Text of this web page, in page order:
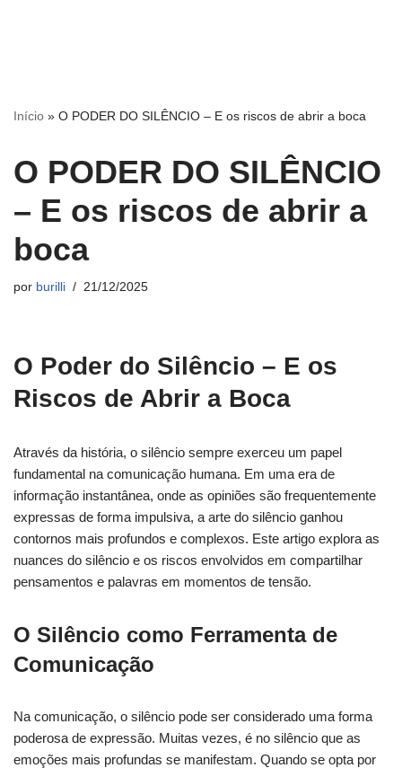
Início » O PODER DO SILÊNCIO – E os riscos de abrir a boca
O PODER DO SILÊNCIO
– E os riscos de abrir a
boca
por burilli 21/12/2025
O Poder do Silêncio – E os
Riscos de Abrir a Boca
Através da história, o silêncio sempre exerceu um papel
fundamental na comunicação humana. Em uma era de
informação instantânea, onde as opiniões são frequentemente
expressas de forma impulsiva, a arte do silêncio ganhou
contornos mais profundos e complexos. Este artigo explora as
nuances do silêncio e os riscos envolvidos em compartilhar
pensamentos e palavras em momentos de tensão.
O Silêncio como Ferramenta de
Comunicação
Na comunicação, o silêncio pode ser considerado uma forma
poderosa de expressão. Muitas vezes, é no silêncio que as
emoções mais profundas se manifestam. Quando se opta por